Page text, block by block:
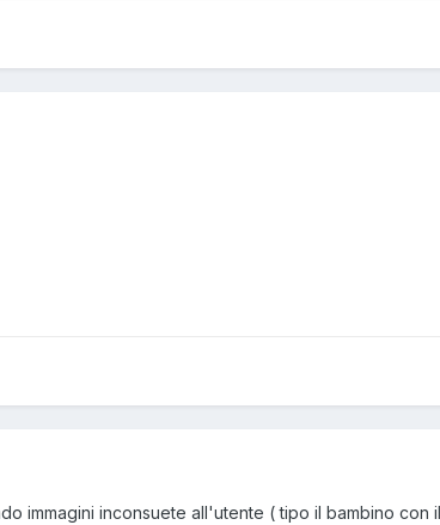
immagini inconsuete all'utente ( tipo il bambino con